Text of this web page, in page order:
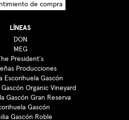
de compra
LÍNEAS
DON
MEG
President´s
Producciones
Escorihuela Gascón
Organic Vineyard
Gascón Gran Reserva
Gascón
Gascón Roble